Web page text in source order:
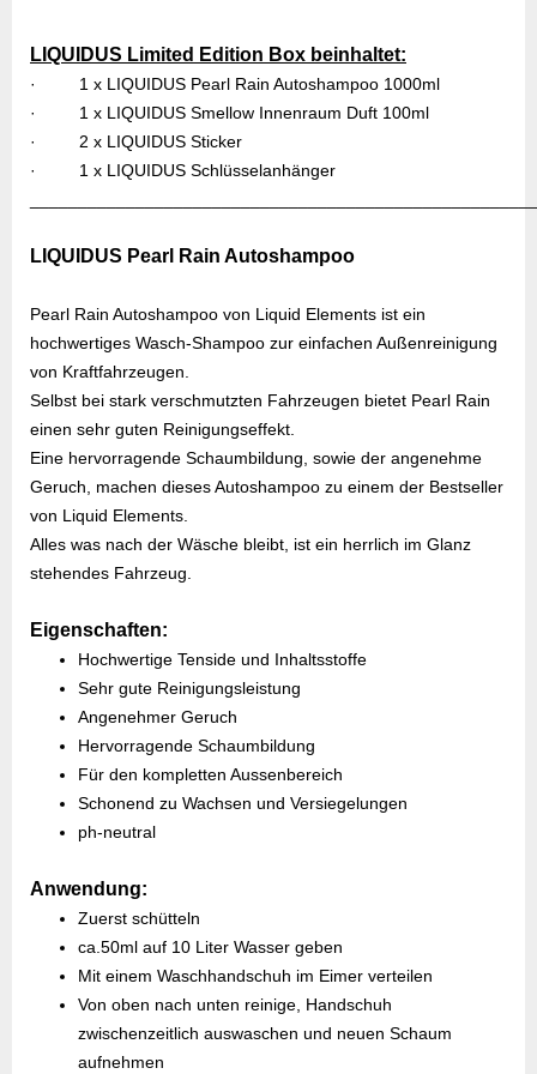
LIQUIDUS Limited Edition Box beinhaltet:
·
1 x LIQUIDUS Pearl Rain Autoshampoo 1000ml
·
1 x LIQUIDUS Smellow Innenraum Duft 100ml
·
2 x LIQUIDUS Sticker
·
1 x LIQUIDUS Schlüsselanhänger
LIQUIDUS Pearl Rain Autoshampoo
Pearl Rain Autoshampoo von Liquid Elements ist ein
hochwertiges Wasch-Shampoo zur einfachen Außenreinigung
von Kraftfahrzeugen.
Selbst bei stark verschmutzten Fahrzeugen bietet Pearl Rain
einen sehr guten Reinigungseffekt.
Eine hervorragende Schaumbildung, sowie der angenehme
Geruch, machen dieses Autoshampoo zu einem der Bestseller
von Liquid Elements.
Alles was nach der Wäsche bleibt, ist ein herrlich im Glanz
stehendes Fahrzeug.
Eigenschaften:
Hochwertige Tenside und Inhaltsstoffe
Sehr gute Reinigungsleistung
Angenehmer Geruch
Hervorragende Schaumbildung
Für den kompletten Aussenbereich
Schonend zu Wachsen und Versiegelungen
ph-neutral
Anwendung:
Zuerst schütteln
ca.50ml auf 10 Liter Wasser geben
Mit einem Waschhandschuh im Eimer verteilen
Von oben nach unten reinige, Handschuh
zwischenzeitlich auswaschen und neuen Schaum
aufnehmen